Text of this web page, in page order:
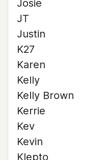
Josie
JT
Justin
K27
Karen
Kelly
Kelly Brown
Kerrie
Kev
Kevin
Klepto